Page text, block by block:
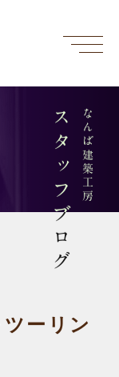
なんば建築工房
スタッフブログ
ーリン